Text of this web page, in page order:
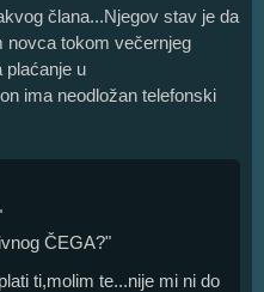
člana...Njegov stav je da
novca tokom večernjeg
plaćanje u
ima neodložan telefonski
ČEGA?"
ti,molim te...nije mi ni do